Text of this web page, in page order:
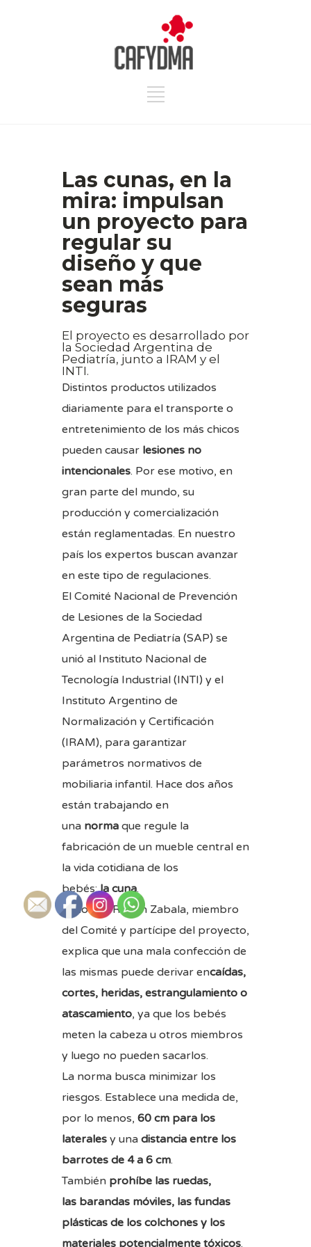
Las cunas, en la
mira: impulsan
un proyecto para
regular su
diseño y que
sean más
seguras
El proyecto es desarrollado por
la Sociedad Argentina de
Pediatría, junto a IRAM y el
INTI.
Distintos productos utilizados
diariamente para el transporte o
entretenimiento de los más chicos
pueden causar lesiones no
intencionales. Por ese motivo, en
gran parte del mundo, su
producción y comercialización
están reglamentadas. En nuestro
país los expertos buscan avanzar
en este tipo de regulaciones.
El Comité Nacional de Prevención
de Lesiones de la Sociedad
Argentina de Pediatría (SAP) se
unió al Instituto Nacional de
Tecnología Industrial (INTI) y el
Instituto Argentino de
Normalización y Certificación
(IRAM), para garantizar
parámetros normativos de
mobiliaria infantil. Hace dos años
están trabajando en
una norma que regule la
fabricación de un mueble central en
la vida cotidiana de los
bebés:la cuna.
El doctor Rubén Zabala, miembro
del Comité y partícipe del proyecto,
explica que una mala confección de
las mismas puede derivar encaídas,
cortes, heridas, estrangulamiento o
atascamiento, ya que los bebés
meten la cabeza u otros miembros
y luego no pueden sacarlos.
La norma busca minimizar los
riesgos. Establece una medida de,
por lo menos, 60 cm para los
laterales y una distancia entre los
barrotes de 4 a 6 cm.
También prohíbe las ruedas,
las barandas móviles, las fundas
plásticas de los colchones y los
materiales potencialmente tóxicos.